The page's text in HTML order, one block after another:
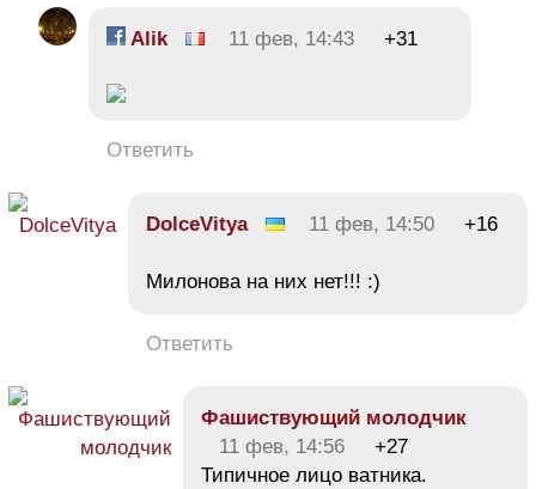
Alik 11 фев, 14:43 +31
Ответить
DolceVitya 11 фев, 14:50 +16
Милонова на них нет!!! :)
Ответить
Фашиствующий молодчик
11 фев, 14:56
+27
Типичное лицо ватника.